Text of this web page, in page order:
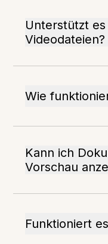
Unterstützt
Videodateien?
Wie
Kann ich
Vorschau
Funktioniert